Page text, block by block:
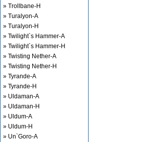
» Trollbane-H
» Turalyon-A
» Turalyon-H
» Twilight`s Hammer-A
» Twilight`s Hammer-H
» Twisting Nether-A
» Twisting Nether-H
» Tyrande-A
» Tyrande-H
» Uldaman-A
» Uldaman-H
» Uldum-A
» Uldum-H
» Un`Goro-A